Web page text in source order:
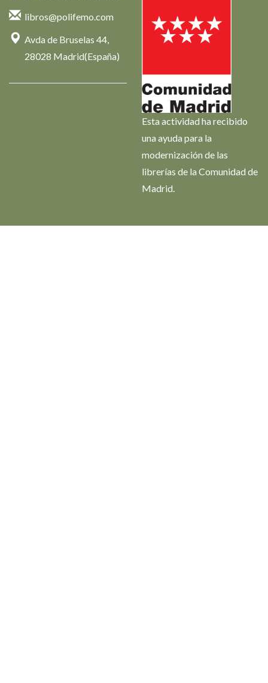
libros@polifemo.com
Avda de Bruselas 44,
28028 Madrid(España)
Esta actividad ha recibido
una ayuda para la
modernización de las
librerías de la Comunidad de
Madrid.